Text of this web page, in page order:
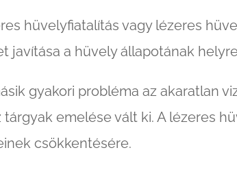
hüvelyfiatalítás vagy lézeres
javítása a hüvely állapotának
gyakori probléma az akaratlan
tárgyak emelése vált ki. A lézeres
csökkentésére.